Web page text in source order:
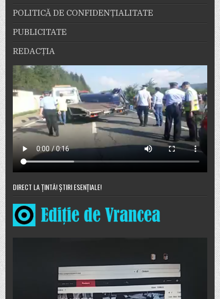
POLITICĂ DE CONFIDENȚIALITATE
PUBLICITATE
REDACȚIA
DIRECT LA ȚINTĂ! ȘTIRI ESENȚIALE!